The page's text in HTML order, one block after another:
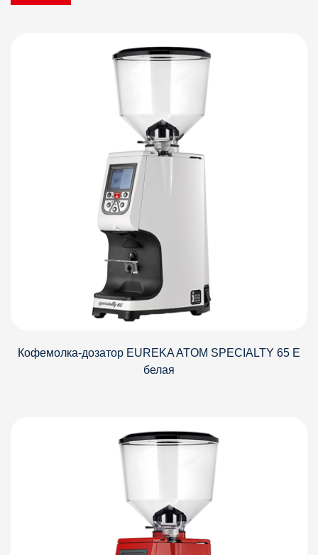
Кофемолка-дозатор EUREKA ATOM SPECIALTY 65 E
белая